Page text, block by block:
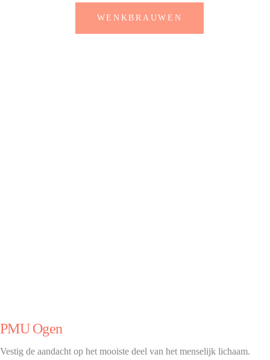
WENKBRAUWEN
PMU Ogen
Vestig de aandacht op het mooiste deel van het menselijk lichaam.